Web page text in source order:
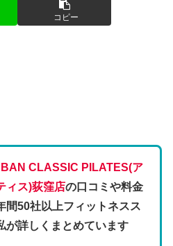
コピー
CLASSIC PILATES(ア
ィス)荻窪店の口コミや料金
間50社以上フィットネスス
が詳しくまとめています